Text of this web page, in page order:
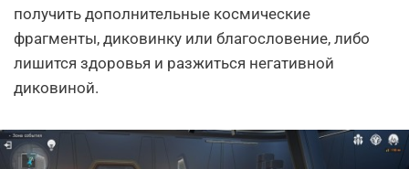
получить дополнительные космические
фрагменты, диковинку или благословение, либо
лишится здоровья и разжиться негативной
диковиной.